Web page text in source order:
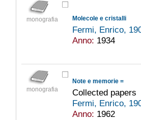
monografia Molecole e cristalli
Fermi, Enrico,
Anno: 1934
monografia
Note e memorie =
Collected papers
Fermi, Enrico,
Anno: 1962